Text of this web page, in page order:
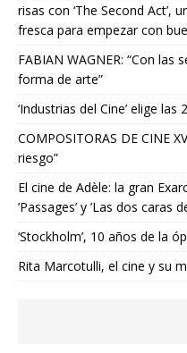
risas con ‘The Second Act’,
fresca para empezar con
FABIAN WAGNER: “Con
forma de arte”
‘Industrias del Cine’ elige
COMPOSITORAS DE CINE
riesgo”
El cine de Adèle: la gran
’Passages’ y ’Las dos caras
‘Stockholm’, 10 años de la
Rita Marcotulli, el cine y su